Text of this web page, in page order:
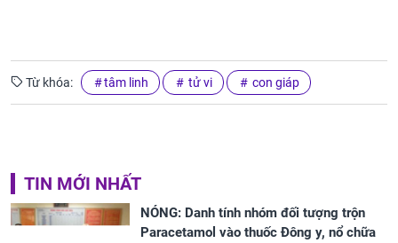
Từ khóa: tâm linh tử vi con giáp
TIN MỚI NHẤT
NÓNG: Danh tính nhóm đối tượng trộn
Paracetamol vào thuốc Đông y, nổ chữa